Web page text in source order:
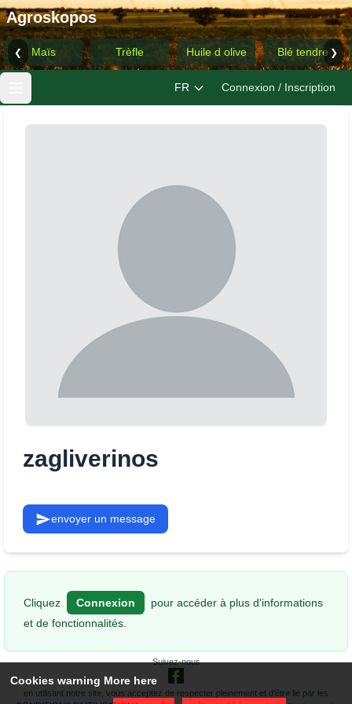
Agroskopos
❮ Maïs Trèfle Huile d olive Blé tendre ❯
FR Connexion / Inscription
zagliverinos
envoyer un message
Cliquez Connexion
pour accéder à plus d'informations
et de fonctionnalités.
Suivez-nous
en utilisant notre site, vous acceptez de respecter pleinement et d'être lié par les
Cookies warning More here